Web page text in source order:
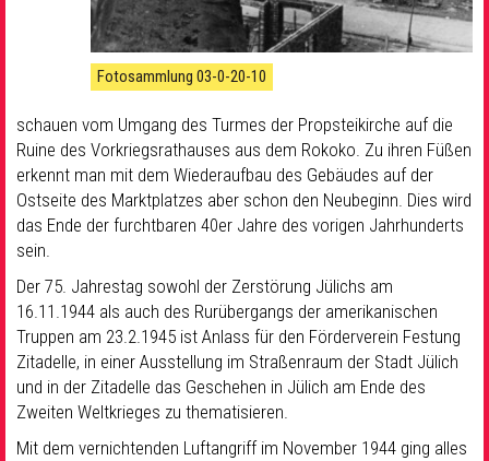
Fotosammlung 03-0-20-10
schauen vom Umgang des Turmes der Propsteikirche auf die
Ruine des Vorkriegsrathauses aus dem Rokoko. Zu ihren Füßen
erkennt man mit dem Wiederaufbau des Gebäudes auf der
Ostseite des Marktplatzes aber schon den Neubeginn. Dies wird
das Ende der furchtbaren 40er Jahre des vorigen Jahrhunderts
sein.
Der 75. Jahrestag sowohl der Zerstörung Jülichs am
16.11.1944 als auch des Rurübergangs der amerikanischen
Truppen am 23.2.1945 ist Anlass für den Förderverein Festung
Zitadelle, in einer Ausstellung im Straßenraum der Stadt Jülich
und in der Zitadelle das Geschehen in Jülich am Ende des
Zweiten Weltkrieges zu thematisieren.
Mit dem vernichtenden Luftangriff im November 1944 ging alles